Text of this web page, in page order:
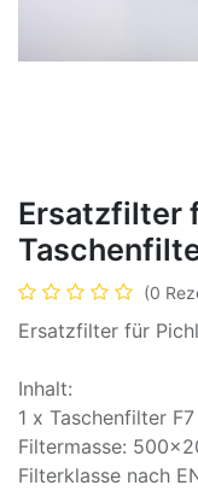
Ersatzfilter
(0
Ersatzfilter für
Inhalt:
1 x Taschenfilter F7
Filtermasse:
Filterklasse nach